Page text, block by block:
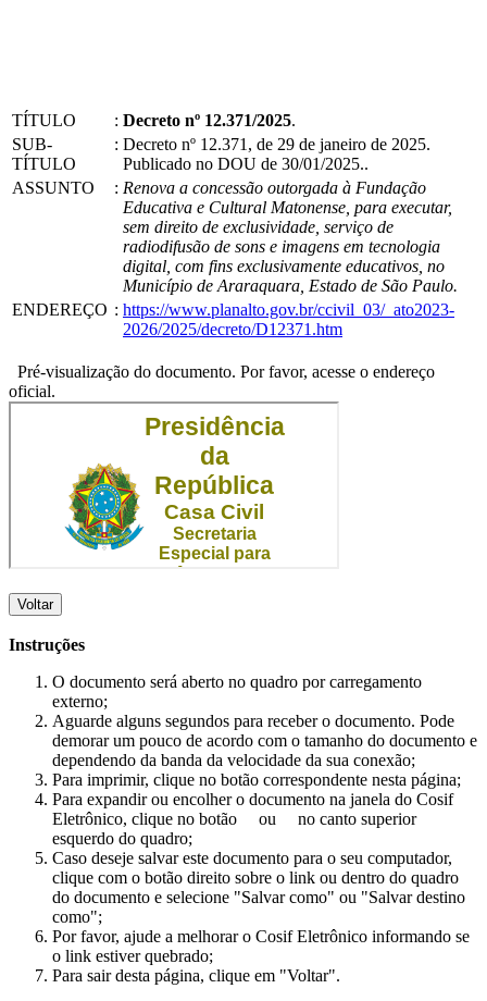
TÍTULO : Decreto nº 12.371/2025.
SUB-
TÍTULO
: Decreto nº 12.371, de 29 de janeiro de 2025.
Publicado no DOU de 30/01/2025..
ASSUNTO
: Renova a concessão outorgada à Fundação
Educativa e Cultural Matonense, para executar,
sem direito de exclusividade, serviço de
radiodifusão de sons e imagens em tecnologia
digital, com fins exclusivamente educativos, no
Município de Araraquara, Estado de São Paulo.
ENDEREÇO : https://www.planalto.gov.br/ccivil_03/_ato2023-
2026/2025/decreto/D12371.htm
Pré-visualização do documento. Por favor, acesse o endereço
oficial.
Voltar
Instruções
O documento será aberto no quadro por carregamento
externo;
Aguarde alguns segundos para receber o documento. Pode
demorar um pouco de acordo com o tamanho do documento e
dependendo da banda da velocidade da sua conexão;
Para imprimir, clique no botão correspondente nesta página;
Para expandir ou encolher o documento na janela do Cosif
Eletrônico, clique no botão
ou
no canto superior
esquerdo do quadro;
Caso deseje salvar este documento para o seu computador,
clique com o botão direito sobre o link ou dentro do quadro
do documento e selecione "Salvar como" ou "Salvar destino
como";
Por favor, ajude a melhorar o Cosif Eletrônico informando se
o link estiver quebrado;
Para sair desta página, clique em "Voltar".